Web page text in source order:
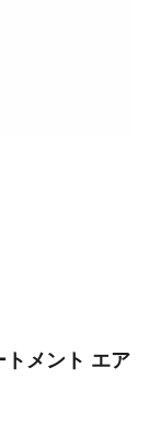
トメント エア